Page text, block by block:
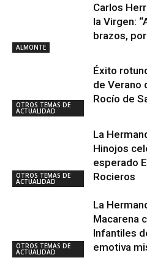
ALMONTE
Carlos
la Virgen:
brazos,
OTROS TEMAS DE
ACTUALIDAD
Éxito
de Verano
Rocío de
OTROS TEMAS DE
ACTUALIDAD
La
Hinojos
esperado
Rocieros
OTROS TEMAS DE
ACTUALIDAD
La
Macarena
Infantiles
emotiva